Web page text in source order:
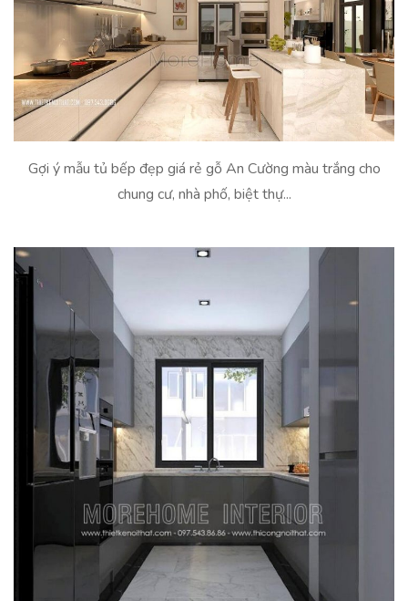
Gợi ý mẫu tủ bếp đẹp giá rẻ gỗ An Cường màu trắng cho
chung cư, nhà phố, biệt thự...